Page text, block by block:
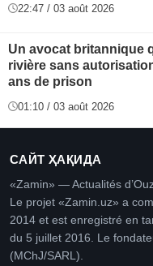
22:47 / 03 août 2026
Un avocat britannique
rivière sans
ans de prison
01:10 / 03 août 2026
САЙТ ҲАҚИДА
«Zamin» — Actualités
Le projet «Zamin.uz» a
2014 et est enregistré en
du 5 juillet 2016. Le
(MChJ/SARL).